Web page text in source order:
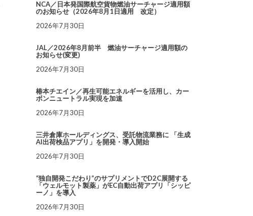
NCA／日本発国際航空貨物燃油サーチャージ適用額
のお知らせ（2026年8月1日適用 改定）
2026年7月30日
JAL／2026年8月前半 燃油サーチャージ適用額の
お知らせ(変更)
2026年7月30日
椿本チエイン／再生可能エネルギーを活用し、カー
ボンニュートラル実現を加速
2026年7月30日
三井倉庫ホールディングス、受託物流業務に 「生成
AI出荷検品アプリ」を開発・導入開始
2026年7月30日
“独自開発こだわり”のサプリメントでD2C展開する
「ウェルモット製薬」がEC自動出荷アプリ「シッピ
ーノ」を導入
2026年7月30日